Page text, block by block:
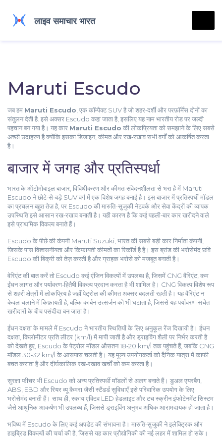
Maruti Escudo
जब हम Maruti Escudo एक कॉम्पैक्ट SUV है जो शहर‑दर्शी और परफ़ॉर्मेंस दोनों का
संतुलन देती है. इसे अक्सर Escudo कहा जाता है, इसलिए यह नाम भारतीय रोड पर जल्दी
पहचान बन गया है। यह कार Maruti Escudo की लोकप्रियता को समझाने के लिए सबसे
अच्छी उदाहरण है क्योंकि इसका डिजाइन, कीमत और रख‑रखाव सभी वर्गों को आकर्षित करता
है।
बाजार में जगह और प्रतिस्पर्धा
भारत केऑटोमोबाइल बाजार विविधीकरण और कीमत‑संवेदनशीलता से भरा हैमें Maruti
Escudo ने छोटे‑से‑बड़े SUV वर्ग में एक विशेष जगह बनाई है। इस बाजार में प्रतिस्पर्धी मॉडल
का प्रचलन बहुत तेज़ है, पर Escudo की मारुति-सुजुकी नेटवर्क और सेवा केंद्रों की व्यापक
उपस्थिति इसे आसान रख‑रखाव बनाती है। यही कारण है कि कई पहली‑बार कार खरीदने वाले
इसे प्राथमिक विकल्प बनाते हैं।
Escudo के पीछे की कंपनी Maruti Suzuki भारत की सबसे बड़ी कार निर्माता कंपनी,
जिसके पास विश्वसनीयता और किफ़ायती कीमतों का रिकॉर्ड हैहै। इस ब्रांड की भरोसेमंद छवि
Escudo की बिक्री को तेज़ करती है और ग्राहक भरोसे को मजबूत बनाती है।
वेरिएंट की बात करें तो Escudo कई एंजिन विकल्पों में उपलब्ध है, जिसमें CNG वैरिएंट, कम
ईंधन लागत और पर्यावरण‑हितैषी विकल्प प्रदान करता हैभी शामिल है। CNG विकल्प विशेष रूप
से शहरी क्षेत्रों में लोकप्रिय है जहाँ पेट्रोल की कीमत अक्सर बदलती रहती है। यह वैरिएंट न
केवल चलाने में किफ़ायती है, बल्कि कार्बन उत्सर्जन को भी घटाता है, जिससे यह पर्यावरण‑सचेत
खरीदारों के बीच पसंदीदा बन जाता है।
ईंधन दक्षता के मामले में Escudo ने भारतीय स्थितियों के लिए अनुकूल रेंज दिखायी है। ईंधन
दक्षता किलोमीटर प्रति लीटर (km/l) में मापी जाती है और ड्राइविंग शैली पर निर्भर करती है
को देखते हुए, Escudo के पेट्रोल मॉडल औसतन 18‑20 km/l तक पहुंचते हैं, जबकि CNG
मॉडल 30‑32 km/l के आसपास चलती है। यह मूल्य उपयोगकर्ता को दैनिक यात्रा में काफी
बचत कराता है और दीर्घकालिक रख‑रखाव खर्चों को कम करता है।
सुरक्षा फीचर भी Escudo को अन्य प्रतिस्पर्धी मॉडलों से अलग बनाते हैं। डुअल एयरबैग,
ABS, EBD और रियर व्यू कैमरा जैसी स्टैंडर्ड सुविधाएँ इसे परिवारिक उपयोग के लिए
भरोसेमंद बनाती हैं। साथ ही, स्काय एक्टिव LED हेडलाइट और टच स्क्रीन इंफोटेनमेंट सिस्टम
जैसे आधुनिक आकर्षण भी उपलब्ध हैं, जिससे ड्राइविंग अनुभव अधिक आरामदायक हो जाता है।
भविष्य में Escudo के लिए कई अपडेट की संभावना है। मारुति‑सुजुकी ने इलेक्ट्रिक और
हाइब्रिड विकल्पों की चर्चा की है, जिससे यह कार प्रौद्योगिकी की नई लहर में शामिल हो सके।